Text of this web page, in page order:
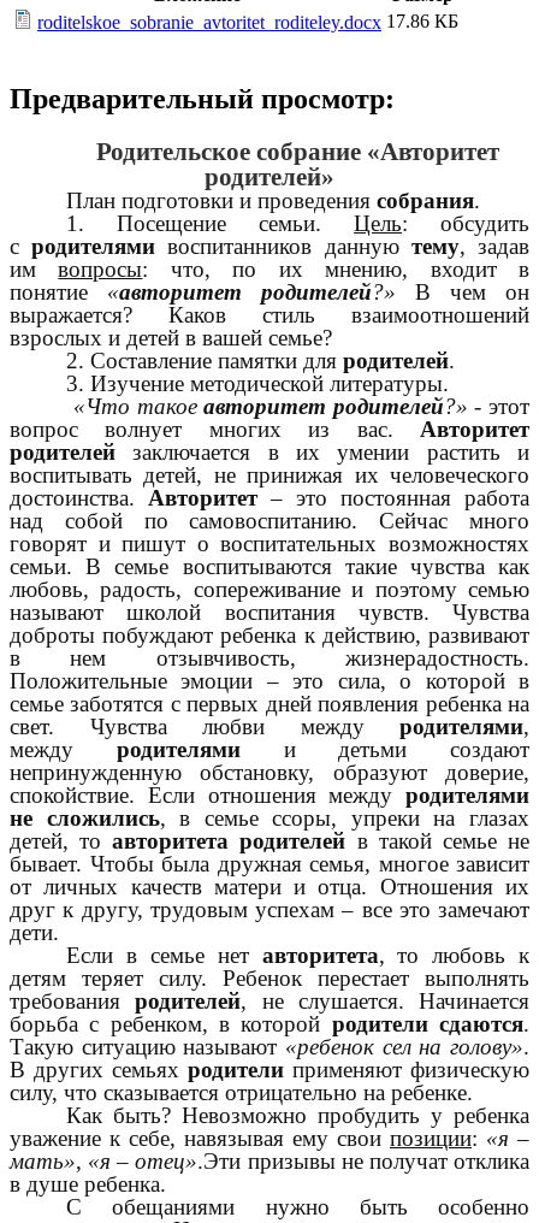
roditelskoe_sobranie_avtoritet_roditeley.docx 17.86 КБ
Предварительный просмотр:
Родительское собрание «Авторитет
родителей»
План подготовки и проведениясобрания.
1. Посещение семьи.Цель: обсудить
сродителями воспитанников данную тему, задав
имвопросы: что, по их мнению, входит в
понятие «авторитет родителей?» В чем он
выражается? Каков стиль взаимоотношений
взрослых и детей в вашей семье?
2. Составление памятки дляродителей.
3. Изучение методической литературы.
«Что такоеавторитет родителей?» - этот
вопрос волнует многих из вас. Авторитет
родителей заключается в их умении растить и
воспитывать детей, не принижая их человеческого
достоинства. Авторитет – это постоянная работа
над собой по самовоспитанию. Сейчас много
говорят и пишут о воспитательных возможностях
семьи. В семье воспитываются такие чувства как
любовь, радость, сопереживание и поэтому семью
называют школой воспитания чувств. Чувства
доброты побуждают ребенка к действию, развивают
в нем отзывчивость, жизнерадостность.
Положительные эмоции – это сила, о которой в
семье заботятся с первых дней появления ребенка на
свет. Чувства любви между родителями,
между родителямии детьми создают
непринужденную обстановку, образуют доверие,
спокойствие. Если отношения между родителями
не сложились, в семье ссоры, упреки на глазах
детей, тоавторитета родителей в такой семье не
бывает. Чтобы была дружная семья, многое зависит
от личных качеств матери и отца. Отношения их
друг к другу, трудовым успехам – все это замечают
дети.
Если в семье нет авторитета, то любовь к
детям теряет силу. Ребенок перестает выполнять
требованияродителей, не слушается. Начинается
борьба с ребенком, в которой родители сдаются.
Такую ситуацию называют «ребенок сел на голову».
В других семьях родители применяют физическую
силу, что сказывается отрицательно на ребенке.
Как быть? Невозможно пробудить у ребенка
уважение к себе, навязывая ему свои позиции: «я –
мать», «я – отец».Эти призывы не получат отклика
в душе ребенка.
С обещаниями нужно быть особенно